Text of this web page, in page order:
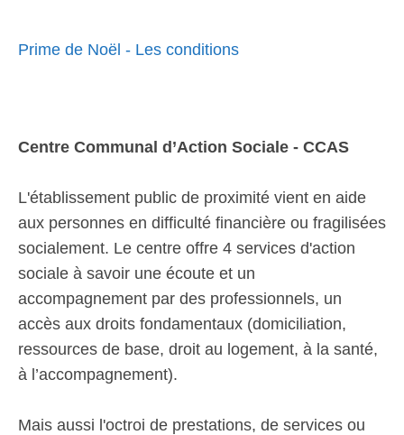
Prime de Noël - Les conditions
Centre Communal d’Action Sociale - CCAS
L'établissement public de proximité vient en aide
aux personnes en difficulté financière ou fragilisées
socialement. Le centre offre 4 services d'action
sociale à savoir une écoute et un
accompagnement par des professionnels, un
accès aux droits fondamentaux (domiciliation,
ressources de base, droit au logement, à la santé,
à l’accompagnement).
Mais aussi l'octroi de prestations, de services ou